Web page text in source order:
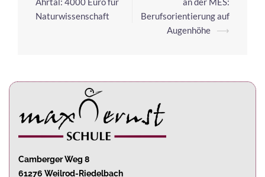
Naturwissenschaft
Berufsorientierung auf
Augenhöhe
⟶
Camberger Weg 8
61276 Weilrod-Riedelbach